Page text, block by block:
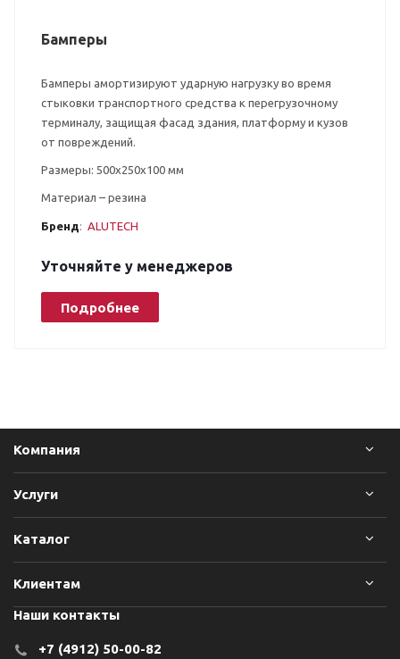
Бамперы
Бамперы амортизируют ударную нагрузку во время
стыковки транспортного средства к перегрузочному
терминалу, защищая фасад здания, платформу и кузов
от повреждений.
Размеры: 500х250х100 мм
Материал – резина
Бренд: ALUTECH
Уточняйте у менеджеров
Подробнее
Компания
Услуги
Каталог
Клиентам
Наши контакты
+7 (4912) 50-00-82